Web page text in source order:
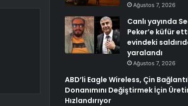
Ağustos 7, 2026
Canlı yayında
Peker’e küfür
evindeki
yaralandı
Ağustos 7, 2026
ABD’li Eagle Wireless, Çin
Donanımını Değiştirmek İçin
Hızlandırıyor